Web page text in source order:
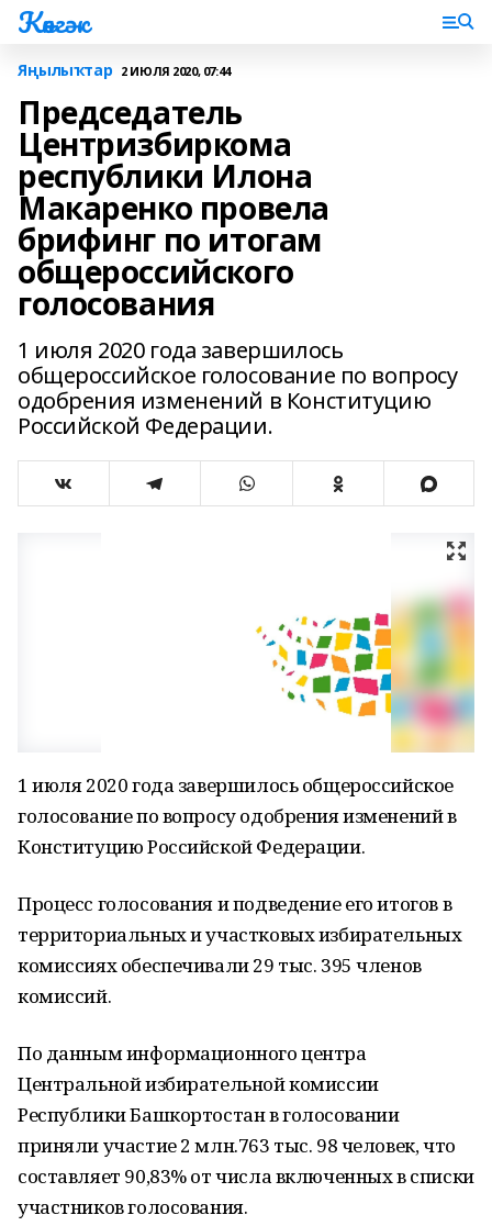
Көнгәк
Яңылыҡтар 2 ИЮЛЯ 2020, 07:44
Председатель
Центризбиркома
республики Илона
Макаренко провела
брифинг по итогам
общероссийского
голосования
1 июля 2020 года завершилось
общероссийское голосование по вопросу
одобрения изменений в Конституцию
Российской Федерации.
1 июля 2020 года завершилось общероссийское
голосование по вопросу одобрения изменений в
Конституцию Российской Федерации.
Процесс голосования и подведение его итогов в
территориальных и участковых избирательных
комиссиях обеспечивали 29 тыс. 395 членов
комиссий.
По данным информационного центра
Центральной избирательной комиссии
Республики Башкортостан в голосовании
приняли участие 2 млн.763 тыс. 98 человек, что
составляет 90,83% от числа включенных в списки
участников голосования.